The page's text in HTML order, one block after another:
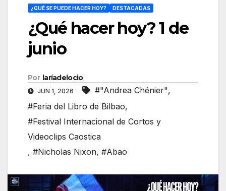
¿QUÉ SE PUEDE HACER HOY? DESTACADAS
¿Qué hacer hoy? 1 de
junio
Por laríadelocio
JUN 1, 2026 #"Andrea Chénier",
#Feria del Libro de Bilbao,
#Festival Internacional de Cortos y
Videoclips Caostica
, #Nicholas Nixon, #Abao